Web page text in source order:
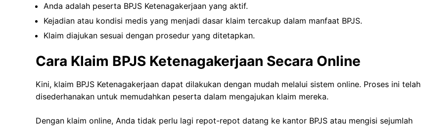
Anda adalah peserta BPJS Ketenagakerjaan yang aktif.
Kejadian atau kondisi medis yang menjadi dasar klaim tercakup dalam manfaat BPJS.
Klaim diajukan sesuai dengan prosedur yang ditetapkan.
Cara Klaim BPJS Ketenagakerjaan Secara Online
Kini, klaim BPJS Ketenagakerjaan dapat dilakukan dengan mudah melalui sistem online. Proses ini telah
disederhanakan untuk memudahkan peserta dalam mengajukan klaim mereka.
Dengan klaim online, Anda tidak perlu lagi repot-repot datang ke kantor BPJS atau mengisi sejumlah